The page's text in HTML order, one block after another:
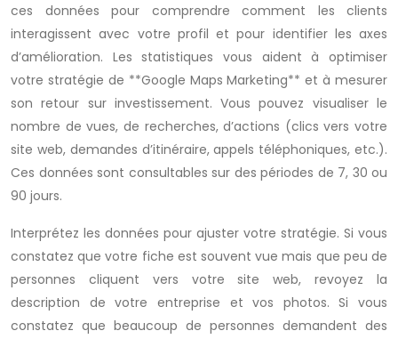
ces données pour comprendre comment les clients
interagissent avec votre profil et pour identifier les axes
d’amélioration. Les statistiques vous aident à optimiser
votre stratégie de **Google Maps Marketing** et à mesurer
son retour sur investissement. Vous pouvez visualiser le
nombre de vues, de recherches, d’actions (clics vers votre
site web, demandes d’itinéraire, appels téléphoniques, etc.).
Ces données sont consultables sur des périodes de 7, 30 ou
90 jours.
Interprétez les données pour ajuster votre stratégie. Si vous
constatez que votre fiche est souvent vue mais que peu de
personnes cliquent vers votre site web, revoyez la
description de votre entreprise et vos photos. Si vous
constatez que beaucoup de personnes demandent des